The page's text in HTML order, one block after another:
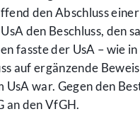
den Abschluss
den Beschluss, den
fasste der UsA – wie
auf ergänzende
war. Gegen den
an den VfGH.